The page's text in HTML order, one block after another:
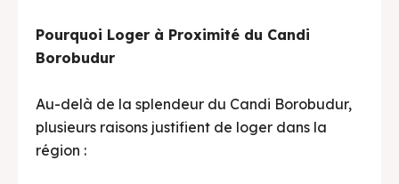
Pourquoi Loger à Proximité du Candi
Borobudur
Au-delà de la splendeur du Candi Borobudur,
plusieurs raisons justifient de loger dans la
région :